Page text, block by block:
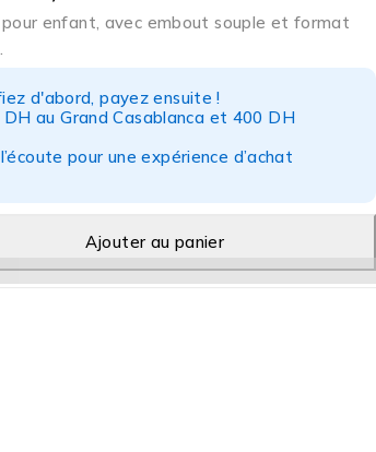
enfant, avec embout souple et format
d'abord, payez ensuite !
au Grand Casablanca et 400 DH
pour une expérience d’achat
Ajouter au panier